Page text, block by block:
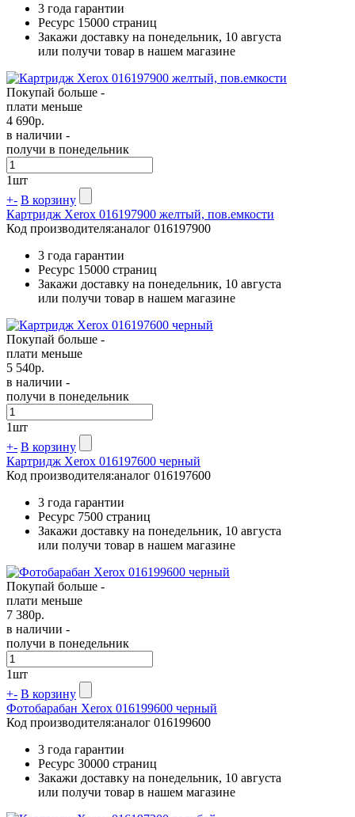
3 года гарантии
Ресурс 15000 страниц
Закажи доставку на понедельник, 10 августа
или получи товар в нашем магазине
Покупай больше -
плати меньше
4 690р.
в наличии -
получи в понедельник
1шт
+- В корзину
Картридж Xerox 016197900 желтый, пов.емкости
Код производителя:аналог 016197900
3 года гарантии
Ресурс 15000 страниц
Закажи доставку на понедельник, 10 августа
или получи товар в нашем магазине
Покупай больше -
плати меньше
5 540р.
в наличии -
получи в понедельник
1шт
+- В корзину
Картридж Xerox 016197600 черный
Код производителя:аналог 016197600
3 года гарантии
Ресурс 7500 страниц
Закажи доставку на понедельник, 10 августа
или получи товар в нашем магазине
Покупай больше -
плати меньше
7 380р.
в наличии -
получи в понедельник
1шт
+- В корзину
Фотобарабан Xerox 016199600 черный
Код производителя:аналог 016199600
3 года гарантии
Ресурс 30000 страниц
Закажи доставку на понедельник, 10 августа
или получи товар в нашем магазине